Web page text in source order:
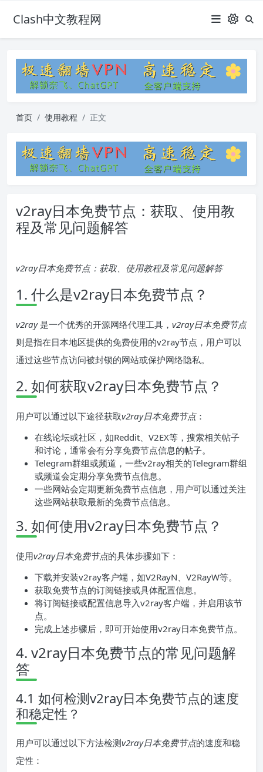
Clash中文教程网
首页 使用教程 正文
v2ray日本免费节点：获取、使用教
程及常见问题解答
v2ray日本免费节点：获取、使用教程及常见问题解答
1. 什么是v2ray日本免费节点？
v2ray是一个优秀的开源网络代理工具， v2ray日本免费节点
则是指在日本地区提供的免费使用的v2ray节点，用户可以
通过这些节点访问被封锁的网站或保护网络隐私。
2. 如何获取v2ray日本免费节点？
用户可以通过以下途径获取v2ray日本免费节点：
在线论坛或社区，如Reddit、V2EX等，搜索相关帖子
和讨论，通常会有分享免费节点信息的帖子。
Telegram群组或频道，一些v2ray相关的Telegram群组
或频道会定期分享免费节点信息。
一些网站会定期更新免费节点信息，用户可以通过关注
这些网站获取最新的免费节点信息。
3. 如何使用v2ray日本免费节点？
使用v2ray日本免费节点的具体步骤如下：
下载并安装v2ray客户端，如V2RayN、V2RayW等。
获取免费节点的订阅链接或具体配置信息。
将订阅链接或配置信息导入v2ray客户端，并启用该节
点。
完成上述步骤后，即可开始使用v2ray日本免费节点。
4. v2ray日本免费节点的常见问题解
答
4.1 如何检测v2ray日本免费节点的速度
和稳定性？
用户可以通过以下方法检测v2ray日本免费节点的速度和稳
定性：